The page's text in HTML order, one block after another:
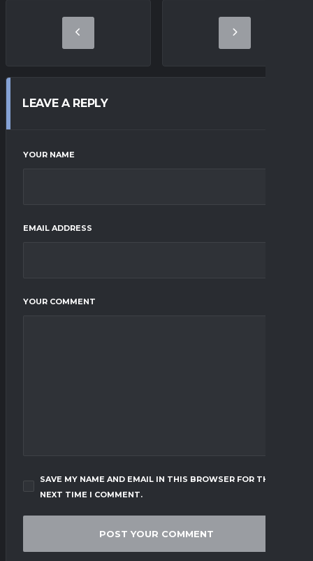
LEAVE A REPLY
YOUR NAME
EMAIL ADDRESS
YOUR COMMENT
SAVE MY NAME AND EMAIL IN THIS BROWSER FOR THE
NEXT TIME I COMMENT.